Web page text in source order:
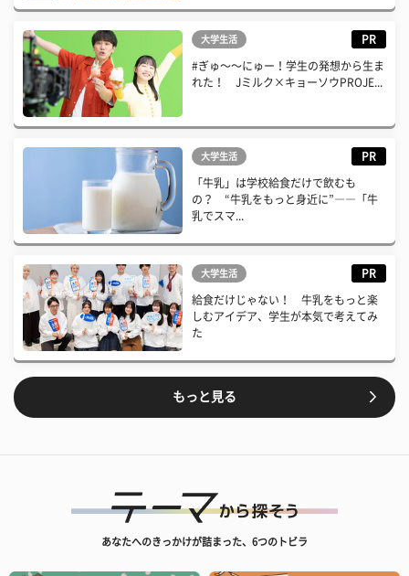
大学生活 PR
#ぎゅ〜〜にゅー！学生の発想から生ま
れた！ Jミルク×キョーソウPROJE...
大学生活 PR
「牛乳」は学校給食だけで飲むも
の？ “牛乳をもっと身近に”――「牛
乳でスマ...
大学生活 PR
給食だけじゃない！ 牛乳をもっと楽
しむアイデア、学生が本気で考えてみ
た
もっと見る
あなたへのきっかけが詰まった、6つのトビラ